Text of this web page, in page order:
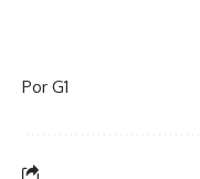
Por G1